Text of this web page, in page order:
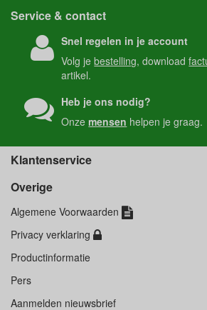
Service & contact
Snel regelen in je account
Volg jebestelling, download
artikel.
Heb je ons nodig?
Onzemensen helpen je graag.
Klantenservice
Overige
Algemene Voorwaarden
Privacy verklaring
Productinformatie
Pers
Aanmelden nieuwsbrief